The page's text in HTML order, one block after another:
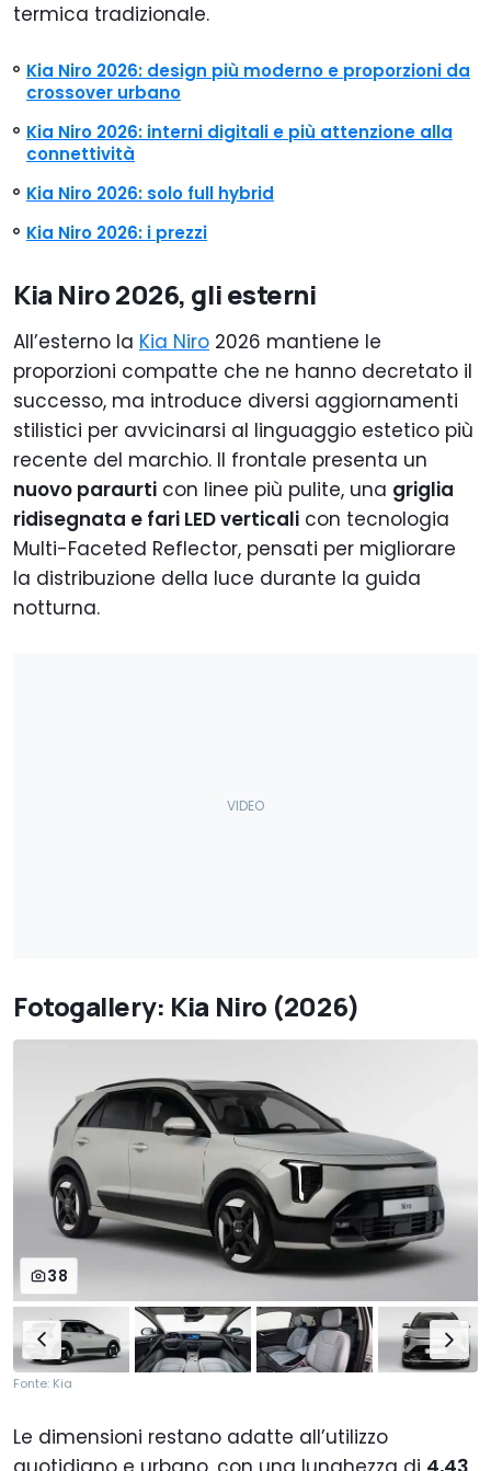
termica tradizionale.
Kia Niro 2026: design più moderno e proporzioni da
crossover urbano
Kia Niro 2026: interni digitali e più attenzione alla
connettività
Kia Niro 2026: solo full hybrid
Kia Niro 2026: i prezzi
Kia Niro 2026, gli esterni
All’esterno la Kia Niro 2026 mantiene le
proporzioni compatte che ne hanno decretato il
successo, ma introduce diversi aggiornamenti
stilistici per avvicinarsi al linguaggio estetico più
recente del marchio. Il frontale presenta un
nuovo paraurti con linee più pulite, una griglia
ridisegnata e fari LED verticali con tecnologia
Multi-Faceted Reflector, pensati per migliorare
la distribuzione della luce durante la guida
notturna.
Fotogallery: Kia Niro (2026)
38
Fonte: Kia
Le dimensioni restano adatte all’utilizzo